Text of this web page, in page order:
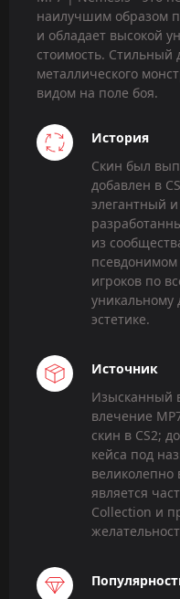
наилучшим образом
и обладает высокой
стоимость.
металлического
видом на поле боя.
История
Скин был
добавлен в
элегантный
из
псевдонимом
игроков по
уникальному
эстетике.
Источник
Изысканный
влечение
скин в CS2;
кейса под
является
Collection и